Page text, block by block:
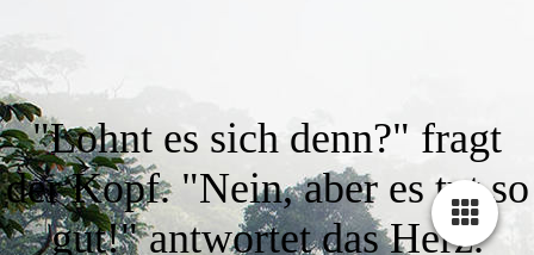
"Lohnt es sich denn?" fragt
der Kopf. "Nein, aber es tut so
gut!" antwortet das Herz.